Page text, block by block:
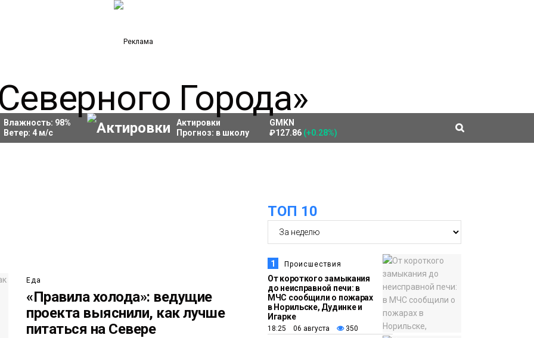
Влажность: 98%
Ветер: 4м/с
Актировки
Прогноз: в школу
GMKN
₽127.86 (+0.28%)
Еда
«Правила холода»: ведущие
проекта выяснили, как лучше
питаться на Севере
ТОП 10
1 Происшествия
От короткого замыкания
до неисправной печи: в
МЧС сообщили о пожарах
в Норильске, Дудинке и
Игарке
18:25 06 августа 350